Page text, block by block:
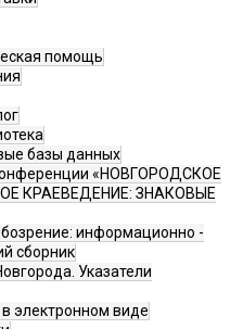
помощь
базы данных
«НОВГОРОДСКОЕ
КРАЕВЕДЕНИЕ: ЗНАКОВЫЕ
информационно -
сборник
Указатели
электронном виде